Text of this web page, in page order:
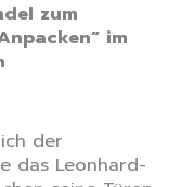
zum
im
der
das Leonhard-